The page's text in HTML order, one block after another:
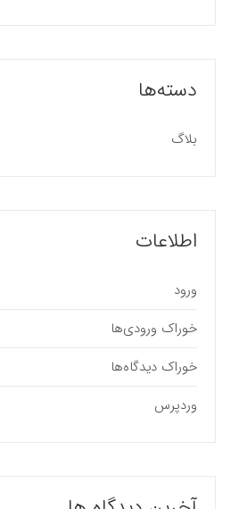
دسته‌ها
بلاگ
اطلاعات
ورود
خوراک ورودی‌ها
خوراک دیدگاه‌ها
وردپرس